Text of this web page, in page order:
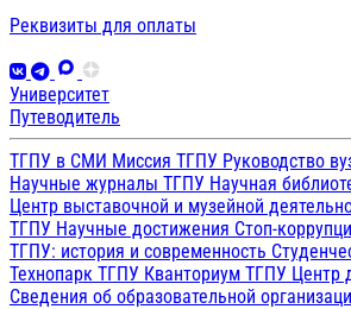
Реквизиты для оплаты
Университет
Путеводитель
ТГПУ в СМИ Миссия ТГПУ Руководство
Научные журналы ТГПУ Научная
Центр выставочной и музейной
ТГПУ Научные достижения Стоп-
ТГПУ: история и современность
Технопарк ТГПУ Кванториум ТГПУ Центр
Сведения об образовательной